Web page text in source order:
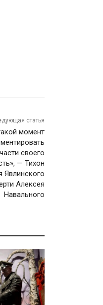
статья
момент
своего
— Тихон
Явлинского
Алексея
Навального